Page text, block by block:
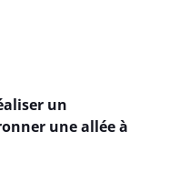
un
une allée à